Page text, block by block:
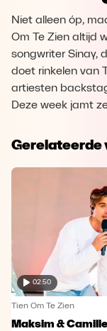
Niet alleen óp,
Om Te Zien altijd
songwriter Sinay,
doet rinkelen van
artiesten
Deze week jamt
Gerelateerde
02:50
Tien Om Te Zien
Maksim &